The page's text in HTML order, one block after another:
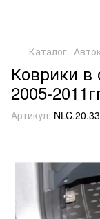
Каталог
Коврики в
2005-
Артикул: